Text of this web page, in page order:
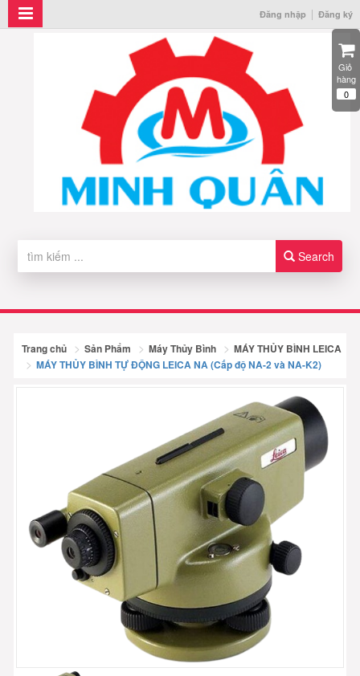
Đăng nhập Đăng ký
Search
Trang chủ Sản Phẩm Máy Thủy Bình
MÁY THỦY BÌNH LEICA
MÁY THỦY BÌNH TỰ ĐỘNG LEICA NA (Cấp độ NA-2 và NA-K2)
Giỏ
hàng
0